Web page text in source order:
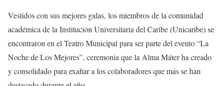
Vestidos con sus mejores galas, los miembros de la comunidad
académica de la Institución Universitaria del Caribe (Unicaribe) se
encontraron en el Teatro Municipal para ser parte del evento “La
Noche de Los Mejores”, ceremonia que la Alma Máter ha creado
y consolidado para exaltar a los colaboradores que más se han